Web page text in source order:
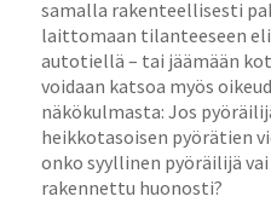
samalla rakenteellisesti
laittomaan tilanteeseen
autotiellä – tai jäämään
voidaan katsoa myös
näkökulmasta: Jos
heikkotasoisen pyörätien
onko syyllinen pyöräilijä
rakennettu huonosti?